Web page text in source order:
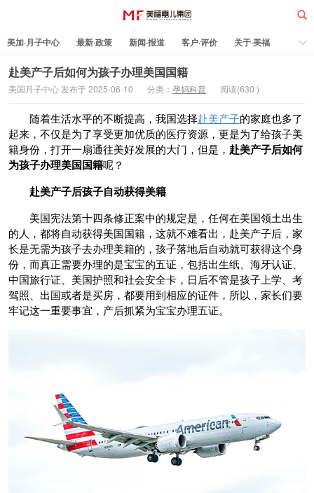
美福嘉儿
美加·月子中心 最新·政策 新闻·报道 客户·评价
关于·美福
热门·文章
所有·文章 孕妈科普 标签云
赴美产子后如何为孩子办理美国国籍
美国月子中心 发布于 2025-06-10 分类： 孕妈科普 阅读(630 )
随着生活水平的不断提高，我国选择赴美产子的家庭也多了
起来，不仅是为了享受更加优质的医疗资源，更是为了给孩子美
籍身份，打开一扇通往美好发展的大门，但是， 赴美产子后如何
为孩子办理美国国籍呢？
赴美产子后孩子自动获得美籍
美国宪法第十四条修正案中的规定是，任何在美国领土出生
的人，都将自动获得美国国籍，这就不难看出，赴美产子后，家
长是无需为孩子去办理美籍的，孩子落地后自动就可获得这个身
份，而真正需要办理的是宝宝的五证，包括出生纸、海牙认证、
中国旅行证、美国护照和社会安全卡，日后不管是孩子上学、考
驾照、出国或者是买房，都要用到相应的证件，所以，家长们要
牢记这一重要事宜，产后抓紧为宝宝办理五证。